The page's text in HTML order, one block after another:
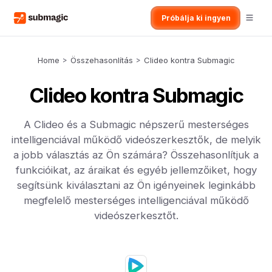
Próbálja ki ingyen
Home > Összehasonlítás > Clideo kontra Submagic
Clideo kontra Submagic
A Clideo és a Submagic népszerű mesterséges
intelligenciával működő videószerkesztők, de melyik
a jobb választás az Ön számára? Összehasonlítjuk a
funkcióikat, az áraikat és egyéb jellemzőiket, hogy
segítsünk kiválasztani az Ön igényeinek leginkább
megfelelő mesterséges intelligenciával működő
videószerkesztőt.